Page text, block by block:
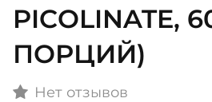
PICOLINATE,
ПОРЦИЙ)
Нет отзывов